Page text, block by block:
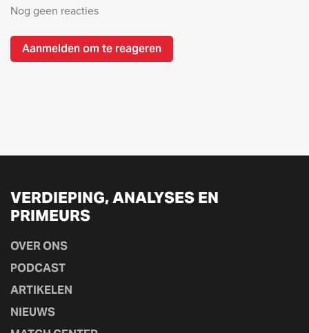
Nog geen reacties
Aanmelden om te reageren
VERDIEPING, ANALYSES EN
PRIMEURS
OVER ONS
PODCAST
ARTIKELEN
NIEUWS